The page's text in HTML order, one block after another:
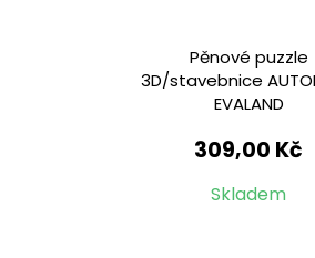
Pěnové puzzle
3D/stavebnice
EVALAND
309,00 Kč
Skladem